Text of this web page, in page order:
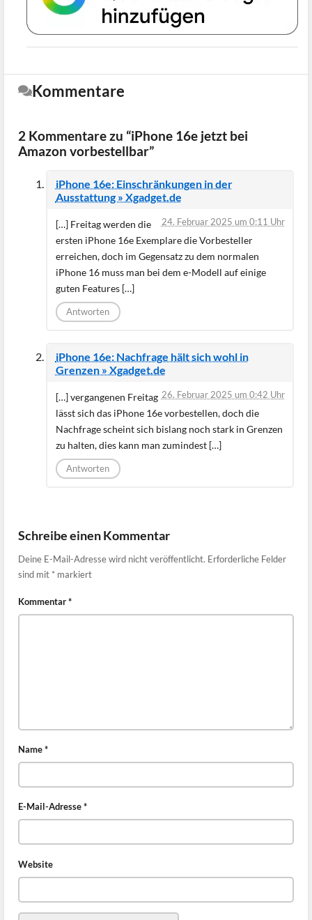
Kommentare
2 Kommentare zu “iPhone 16e jetzt bei
Amazon vorbestellbar”
iPhone 16e: Einschränkungen in der
Ausstattung » Xgadget.de
24. Februar 2025 um 0:11 Uhr
[…] Freitag werden die
ersten iPhone 16e Exemplare die Vorbesteller
erreichen, doch im Gegensatz zu dem normalen
iPhone 16 muss man bei dem e-Modell auf einige
guten Features […]
Antworten
iPhone 16e: Nachfrage hält sich wohl in
Grenzen » Xgadget.de
26. Februar 2025 um 0:42 Uhr
[…] vergangenen Freitag
lässt sich das iPhone 16e vorbestellen, doch die
Nachfrage scheint sich bislang noch stark in Grenzen
zu halten, dies kann man zumindest […]
Antworten
Schreibe einen Kommentar
Deine E-Mail-Adresse wird nicht veröffentlicht. Erforderliche Felder
sind mit * markiert
Kommentar*
Name*
E-Mail-Adresse*
Website